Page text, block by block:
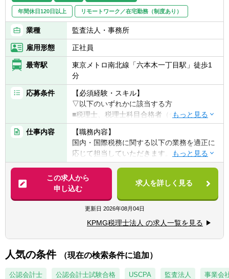
年間休日120日以上 リモートワーク／在宅勤務（制度あり）
業種 監査法人・事務所
雇用形態 正社員
最寄駅
東京メトロ南北線「六本木一丁目駅」徒歩1
分
応募条件
【必須経験・スキル】
▽以下のいずれかに該当する方
■税理士、税理士科目合格者（合格科目、科
目数は不問）
■公認会計士
【歓迎経験・スキル】
■税理士法人での業務経験
■事業会社の管理部門（税務・経理・財務）
での業務経験
■監査法人での業務経験
■上位職としての業務経験（マネジメント経
す。入社後に英語力を身に着けたいという方
仕事内容
【職務内容】
国内・国際税務に関する以下の業務を適正に
応じて担当していただきます。
【具体的には】
■法人税申告書作成業務及びレビュー業務
■税務調査の立会い
■企業買収・企業再編・合併に関するコンサ
ルティング業務
■国際事業戦略・投資形態に関するコンサル
ティング業務
■海外税制リサーチ業務及びコンサルティン
グ業務
■金融取引・商品/証券化取引に関するコンサ
この求人から
申し込む
求人を詳しく見る
更新日 2026年08月04日
KPMG税理士法人 の求人一覧を見る
人気の条件 （現在の検索条件に追加）
公認会計士 公認会計士試験合格 USCPA 監査法人 事業会